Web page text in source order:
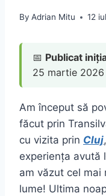
By Adrian Mitu 12
📅 Publicat
25 martie 2026
Am început să
făcut prin
cu vizita prin Cluj
experiența avută
am văzut cel mai
lume! Ultima